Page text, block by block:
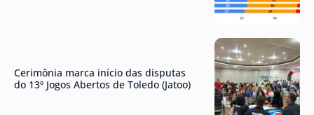
Cerimônia marca início das disputas
do 13º Jogos Abertos de Toledo (Jatoo)